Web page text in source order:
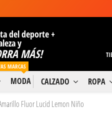
del deporte +
y
MÁS!
MODA
MARCAS
CALZADO ROPA
Fluor Lucid Lemon Niño